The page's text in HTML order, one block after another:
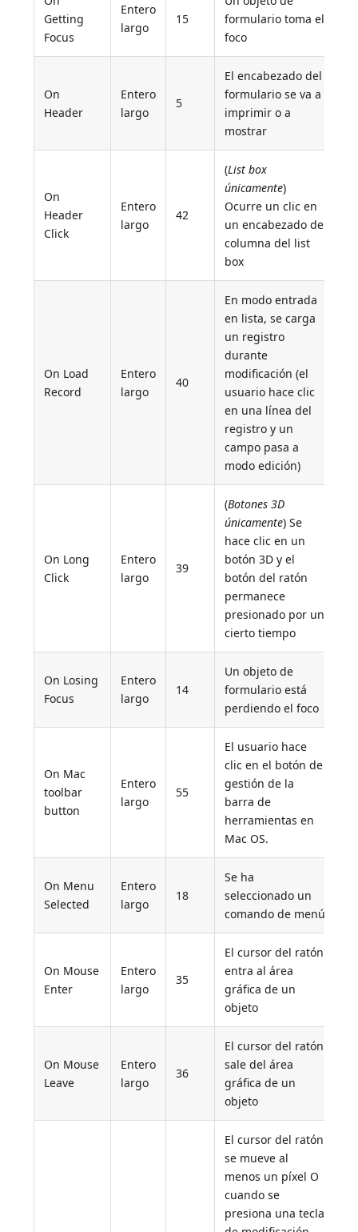
Getting
Focus
Entero
largo
15
formulario toma el
foco
On
Header
Entero
largo
5
El encabezado del
formulario se va a
imprimir o a
mostrar
On
Header
Click
Entero
largo
42
(List box
únicamente)
Ocurre un clic en
un encabezado de
columna del list
box
On Load
Record
Entero
largo
40
En modo entrada
en lista, se carga
un registro
durante
modificación (el
usuario hace clic
en una línea del
registro y un
campo pasa a
modo edición)
On Long
Click
Entero
largo
39
(Botones 3D
únicamente) Se
hace clic en un
botón 3D y el
botón del ratón
permanece
presionado por un
cierto tiempo
On Losing
Focus
Entero
largo
14
Un objeto de
formulario está
perdiendo el foco
On Mac
toolbar
button
Entero
largo
55
El usuario hace
clic en el botón de
gestión de la
barra de
herramientas en
Mac OS.
On Menu
Selected
Entero
largo
18
Se ha
seleccionado un
comando de menú
On Mouse
Enter
Entero
largo
35
El cursor del ratón
entra al área
gráfica de un
objeto
On Mouse
Leave
Entero
largo
36
El cursor del ratón
sale del área
gráfica de un
objeto
El cursor del ratón
se mueve al
menos un píxel O
cuando se
presiona una tecla